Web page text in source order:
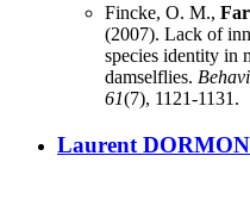
Fincke, O. M.,
(2007). Lack of
species identity in
damselflies.
61(7), 1121-1131.
Laurent